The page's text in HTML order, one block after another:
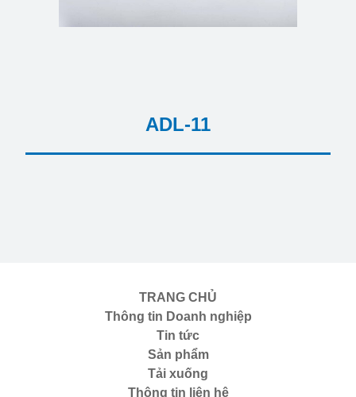
ADL-11
TRANG CHỦ
Thông tin Doanh nghiệp
Tin tức
Sản phẩm
Tải xuống
Thông tin liên hệ